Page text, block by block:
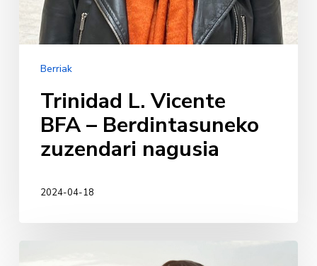
Berriak
Trinidad L. Vicente
BFA – Berdintasuneko
zuzendari nagusia
2024-04-18